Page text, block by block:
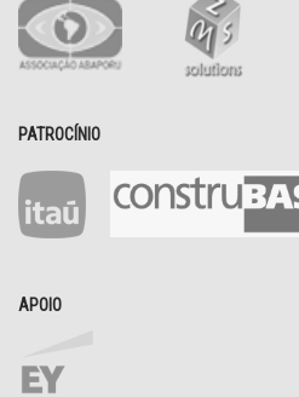
PATROCÍNIO
APOIO